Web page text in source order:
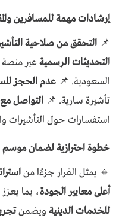
إرشادات مهمة للمسافرين
📌 التحقق من صلاحية
التحديثات الرسمية عبر منصة
السعودية. 📌 عدم الحجز للسفر بعد
تأشيرة سارية. 📌 التواصل
استفسارات حول التأشيرات
خطوة احترازية لضمان
🔸 يمثل القرار جزءًا من
أعلى معايير الجودة، بما
للخدمات الدينية ويضمن